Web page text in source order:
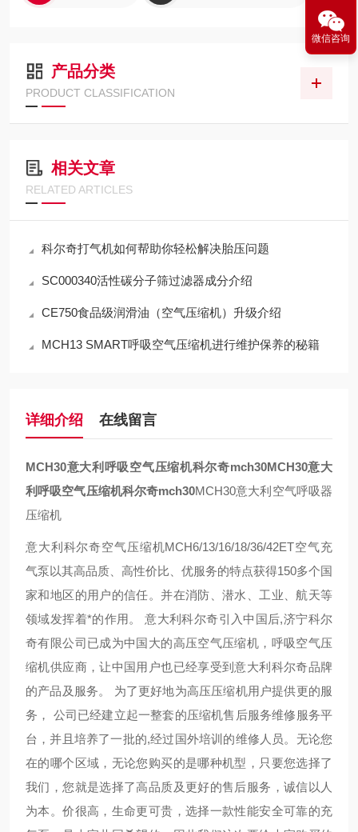
产品分类
PRODUCT CLASSIFICATION
相关文章
RELATED ARTICLES
科尔奇打气机如何帮助你轻松解决胎压问题
SC000340活性碳分子筛过滤器成分介绍
CE750食品级润滑油（空气压缩机）升级介绍
MCH13 SMART呼吸空气压缩机进行维护保养的秘籍
详细介绍 在线留言
MCH30意大利呼吸空气压缩机科尔奇mch30MCH30意大
利呼吸空气压缩机科尔奇mch30MCH30意大利空气呼吸器
压缩机
意大利科尔奇空气压缩机MCH6/13/16/18/36/42ET空气充
气泵以其高品质、高性价比、优服务的特点获得150多个国
家和地区的用户的信任。并在消防、潜水、工业、航天等
领域发挥着*的作用。 意大利科尔奇引入中国后,济宁科尔
奇有限公司已成为中国大的高压空气压缩机，呼吸空气压
缩机供应商，让中国用户也已经享受到意大利科尔奇品牌
的产品及服务。 为了更好地为高压压缩机用户提供更的服
务， 公司已经建立起一整套的压缩机售后服务维修服务平
台，并且培养了一批的,经过国外培训的维修人员。无论您
在的哪个区域，无论您购买的是哪种机型，只要您选择了
我们，您就是选择了高品质及更好的售后服务，诚信以人
为本。价很高，生命更可贵，选择一款性能安全可靠的充
微信咨询